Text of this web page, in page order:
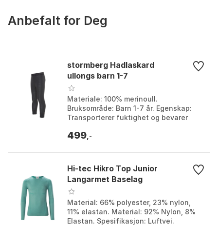
Anbefalt for Deg
stormberg Hadlaskard
ullongs barn 1-7
Materiale: 100% merinoull.
Bruksområde: Barn 1-7 år. Egenskap:
Transporterer fuktighet og bevarer
sertifikat krav. Farge:...
499 ,-
Hi-tec Hikro Top Junior
Langarmet Baselag
Material: 66% polyester, 23% nylon,
11% elastan. Material: 92% Nylon, 8%
Elastan. Spesifikasjon: Luftvei.